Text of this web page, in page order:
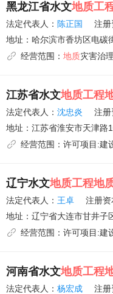
黑龙江省水文地质工
法定代表人： 陈正国 注
地址： 哈尔滨市香坊区电碳
经营范围： 地质灾害治理
江苏省水文地质工程
法定代表人： 沈忠炎 注
地址： 江苏省淮安市天津路
经营范围： 许可项目:建
辽宁水文地质工程地
法定代表人： 王卓 注册
地址： 辽宁省大连市甘井子
经营范围： 许可项目:建
河南省水文地质工程
法定代表人： 杨宏成 注